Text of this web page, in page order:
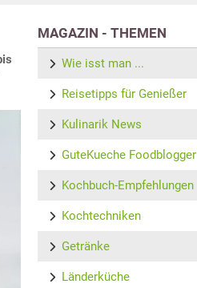
MAGAZIN - THEMEN
Wie isst man ...
Reisetipps für Genießer
Kulinarik News
GuteKueche Foodblogger
Kochbuch-Empfehlungen
Kochtechniken
Getränke
Länderküche